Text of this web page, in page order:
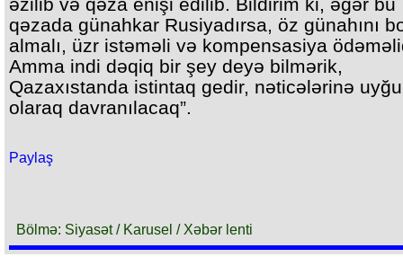
qəzada günahkar Rusiyadırsa, öz günahını
almalı, üzr istəməli və kompensasiya
Amma indi dəqiq bir şey deyə bilmərik,
Qazaxıstanda istintaq gedir, nəticələrinə
olaraq davranılacaq”.
Paylaş
Bölmə: Siyasət / Karusel / Xəbər lenti